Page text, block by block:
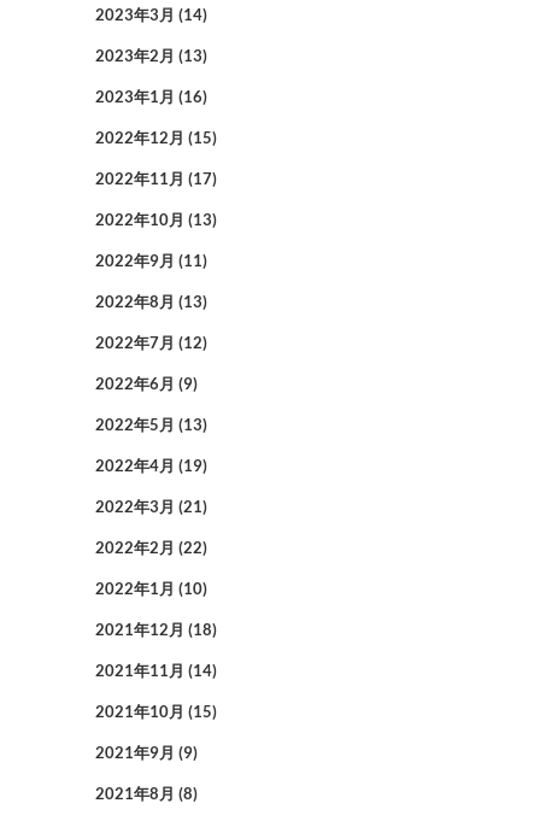
2023年3月 (14)
2023年2月 (13)
2023年1月 (16)
2022年12月 (15)
2022年11月 (17)
2022年10月 (13)
2022年9月 (11)
2022年8月 (13)
2022年7月 (12)
2022年6月 (9)
2022年5月 (13)
2022年4月 (19)
2022年3月 (21)
2022年2月 (22)
2022年1月 (10)
2021年12月 (18)
2021年11月 (14)
2021年10月 (15)
2021年9月 (9)
2021年8月 (8)